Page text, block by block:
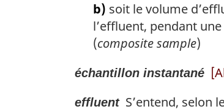
b) soit le volume
l’effluent, pendant
(composite sample)
échantillon instantané
effluentS’entend, selon